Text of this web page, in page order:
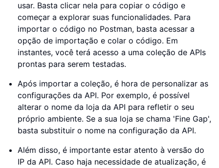
usar. Basta clicar nela para copiar o código e
começar a explorar suas funcionalidades. Para
importar o código no Postman, basta acessar a
opção de importação e colar o código. Em
instantes, você terá acesso a uma coleção de APIs
prontas para serem testadas.
Após importar a coleção, é hora de personalizar as
configurações da API. Por exemplo, é possível
alterar o nome da loja da API para refletir o seu
próprio ambiente. Se a sua loja se chama 'Fine Gap',
basta substituir o nome na configuração da API.
Além disso, é importante estar atento à versão do
IP da API. Caso haja necessidade de atualização, é